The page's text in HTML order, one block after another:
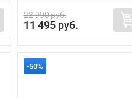
22 990 руб.
11 495 руб.
-50%